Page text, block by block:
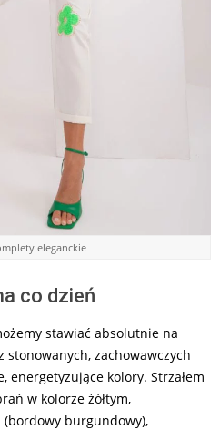
eleganckie
co dzień
stawiać absolutnie na
stonowanych, zachowawczych
energetyzujące kolory. Strzałem
w kolorze żółtym,
burgundowy),